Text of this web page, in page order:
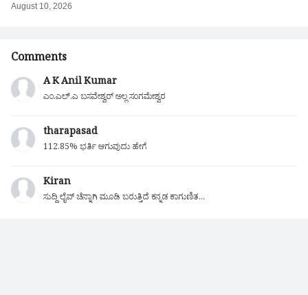
August 10, 2026
Comments
A K Anil Kumar
ಎಂ.ಎಲ್.ಎ ಬಸವೇಶ್ವರ್ ಅಲ್ಲ ಸಂಗಮೇಶ್ವರ
tharapasad
112.85% ಭರ್ತಿ ಆಗುವುದು ಹೇಗೆ
Kiran
ಸುದ್ದಿ ಲೈವ್ ಚೆನ್ನಾಗಿ ಮೂಡಿ ಬರುತ್ತಿದೆ ಕನ್ನಡ ಕಾಗುಣಿತ...